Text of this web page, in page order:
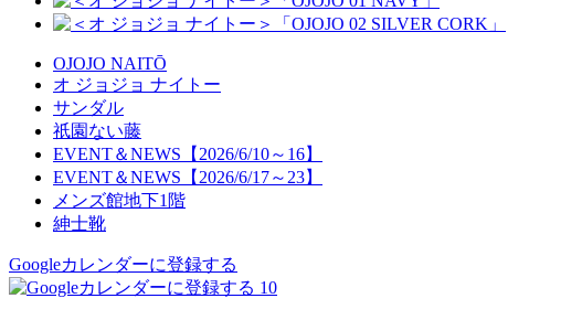
OJOJO NAITŌ
オ ジョジョ ナイトー
サンダル
祇園ない藤
EVENT＆NEWS【2026/6/10～16】
EVENT＆NEWS【2026/6/17～23】
メンズ館地下1階
紳士靴
Googleカレンダーに登録する
10